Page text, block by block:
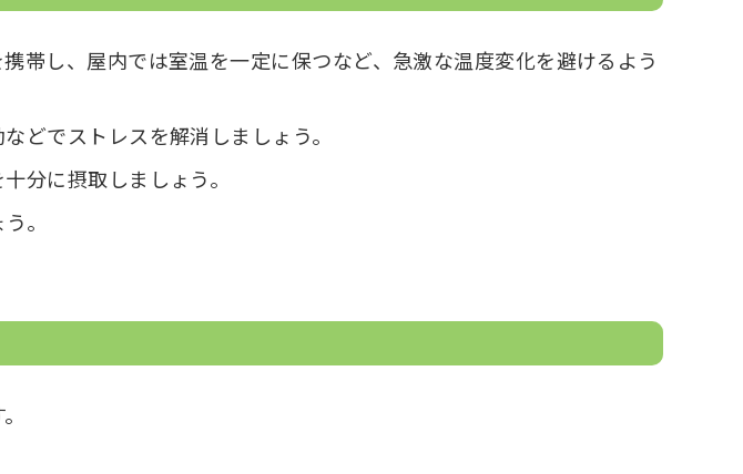
帯し、屋内では室温を一定に保つなど、急激な温度変化を避けるよう
どでストレスを解消しましょう。
分に摂取しましょう。
。